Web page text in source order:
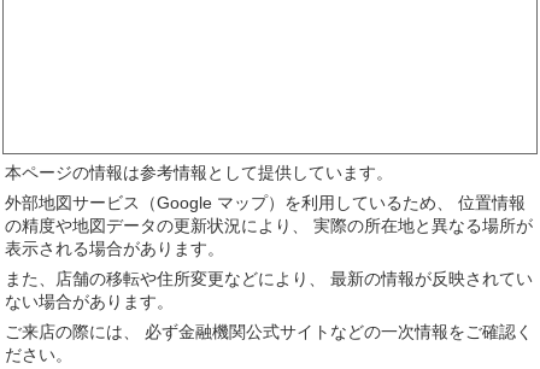
本ページの情報は参考情報として提供しています。
外部地図サービス（Google マップ）を利用しているため、 位置情報
の精度や地図データの更新状況により、 実際の所在地と異なる場所が
表示される場合があります。
また、店舗の移転や住所変更などにより、 最新の情報が反映されてい
ない場合があります。
ご来店の際には、 必ず金融機関公式サイトなどの一次情報をご確認く
ださい。